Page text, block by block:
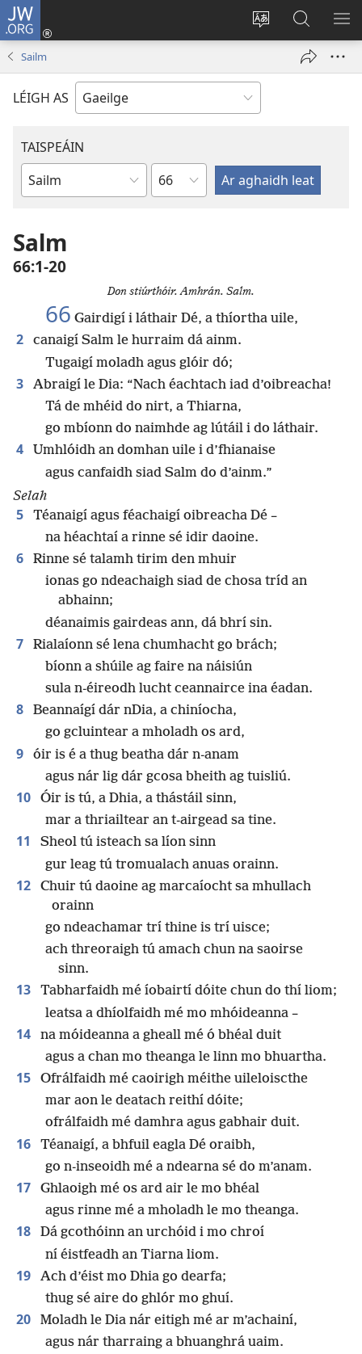
JW.ORG
Athraigh
láithreáin
Logáil
Isteach
window)
ar
JW.ORG
Sailm
LÉIGH AS
TAISPEÁIN
Leabhar
Chapter
Salm
66:1-20
Don stiúrthóir. Amhrán. Salm.
66 Gairdigí i láthair Dé, a thíortha uile,
2
canaigí Salm le hurraim dá ainm.
Tugaigí moladh agus glóir dó;
3
Abraigí le Dia: “Nach éachtach iad d’oibreacha!
Tá de mhéid do nirt, a Thiarna,
go mbíonn do naimhde ag lútáil i do láthair.
4
Umhlóidh an domhan uile i d’fhianaise
agus canfaidh siad Salm do d’ainm.”
Selah
5
Téanaigí agus féachaigí oibreacha Dé –
na héachtaí a rinne sé idir daoine.
6
Rinne sé talamh tirim den mhuir
ionas go ndeachaigh siad de chosa tríd an
abhainn;
déanaimis gairdeas ann, dá bhrí sin.
7
Rialaíonn sé lena chumhacht go brách;
bíonn a shúile ag faire na náisiún
sula n-éireodh lucht ceannairce ina éadan.
8
Beannaígí dár nDia, a chiníocha,
go gcluintear a mholadh os ard,
9
óir is é a thug beatha dár n-anam
agus nár lig dár gcosa bheith ag tuisliú.
10
Óir is tú, a Dhia, a thástáil sinn,
mar a thriailtear an t-airgead sa tine.
11
Sheol tú isteach sa líon sinn
gur leag tú tromualach anuas orainn.
12
Chuir tú daoine ag marcaíocht sa mhullach
orainn
go ndeachamar trí thine is trí uisce;
ach threoraigh tú amach chun na saoirse
sinn.
13
Tabharfaidh mé íobairtí dóite chun do thí liom;
leatsa a dhíolfaidh mé mo mhóideanna –
14
na móideanna a gheall mé ó bhéal duit
agus a chan mo theanga le linn mo bhuartha.
15
Ofrálfaidh mé caoirigh méithe uileloiscthe
mar aon le deatach reithí dóite;
ofrálfaidh mé damhra agus gabhair duit.
16
Téanaigí, a bhfuil eagla Dé oraibh,
go n-inseoidh mé a ndearna sé do m’anam.
17
Ghlaoigh mé os ard air le mo bhéal
agus rinne mé a mholadh le mo theanga.
18
Dá gcothóinn an urchóid i mo chroí
ní éistfeadh an Tiarna liom.
19
Ach d’éist mo Dhia go dearfa;
thug sé aire do ghlór mo ghuí.
20
Moladh le Dia nár eitigh mé ar m’achainí,
agus nár tharraing a bhuanghrá uaim.